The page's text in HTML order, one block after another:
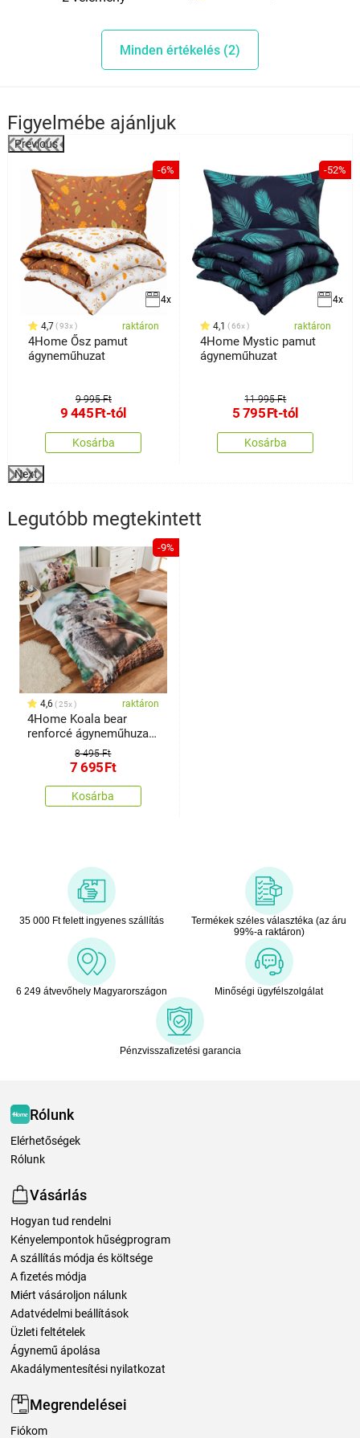
Minden értékelés (2)
Figyelmébe ajánljuk
Previous
-6%
4x
4,7 93x raktáron
4Home Ősz pamut
ágyneműhuzat
9 995 Ft
9 445Ft-tól
Kosárba
-52%
4x
4,1 66x raktáron
4Home Mystic pamut
ágyneműhuzat
11 995 Ft
5 795Ft-tól
Kosárba
Next
Legutóbb megtekintett
-9%
4,6 25x raktáron
4Home Koala bear
renforcé ágyneműhuzat,
140 x 200 cm, 70 x 90
8 495 Ft
7 695Ft
Kosárba
35 000 Ft felett ingyenes szállítás
Termékek széles választéka (az áru
99%-a raktáron)
6 249 átvevőhely Magyarországon Minőségi ügyfélszolgálat
Pénzvisszafizetési garancia
Rólunk
Elérhetőségek
Rólunk
Vásárlás
Hogyan tud rendelni
Kényelempontok hűségprogram
A szállítás módja és költsége
A fizetés módja
Miért vásároljon nálunk
Adatvédelmi beállítások
Üzleti feltételek
Ágynemű ápolása
Akadálymentesítési nyilatkozat
Megrendelései
Fiókom